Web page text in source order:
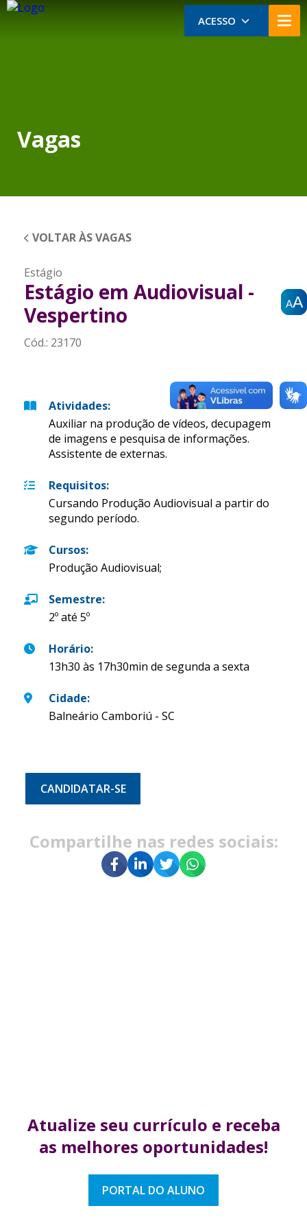
AA
AA
AA
ACESSO
Vagas
VOLTAR ÀS VAGAS
Estágio
Estágio em Audiovisual -
Vespertino
Cód.: 23170
Atividades:
Auxiliar na produção de vídeos, decupagem
de imagens e pesquisa de informações.
Assistente de externas.
Requisitos:
Cursando Produção Audiovisual a partir do
segundo período.
Cursos:
Produção Audiovisual;
Semestre:
2º até 5º
Horário:
13h30 às 17h30min de segunda a sexta
Cidade:
Balneário Camboriú - SC
CANDIDATAR-SE
Compartilhe nas redes sociais:
Atualize seu currículo e receba
as melhores oportunidades!
PORTAL DO ALUNO